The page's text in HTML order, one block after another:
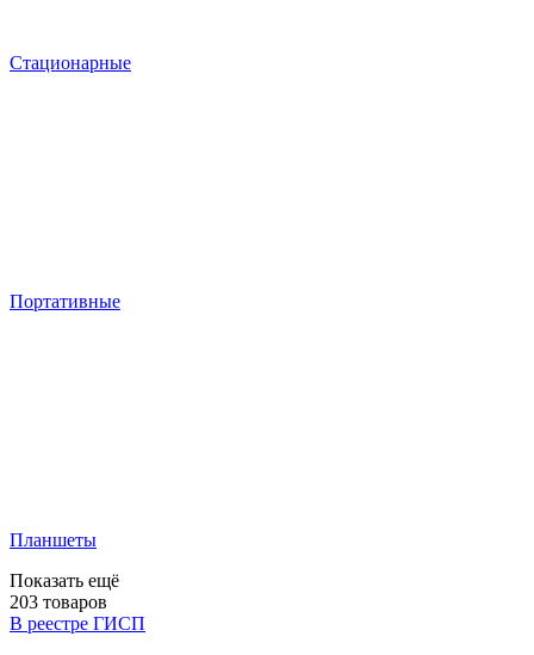
Стационарные
Портативные
Планшеты
Показать ещё
203 товаров
В реестре ГИСП